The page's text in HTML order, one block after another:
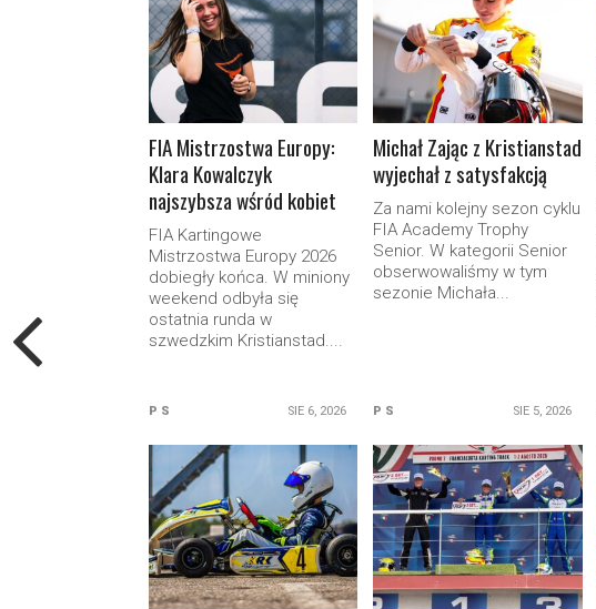
READ MORE
FIA Mistrzostwa Europy:
Klara Kowalczyk
najszybsza wśród kobiet
FIA Kartingowe
Mistrzostwa Europy 2026
dobiegły końca. W miniony
weekend odbyła się
ostatnia runda w
szwedzkim Kristianstad....
P S SIE 6, 2026
READ MORE
Michał Zając z Kristianstad
wyjechał z satysfakcją
Za nami kolejny sezon cyklu
FIA Academy Trophy
Senior. W kategorii Senior
obserwowaliśmy w tym
sezonie Michała...
P S SIE 5, 2026
READ MORE READ MORE